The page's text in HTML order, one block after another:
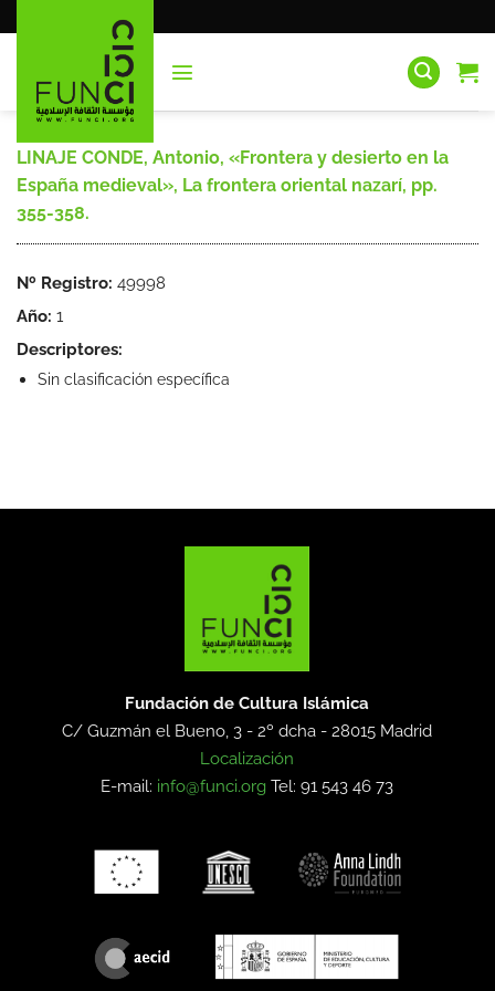
al
LINAJE CONDE, Antonio, «Frontera y desierto en la
España medieval», La frontera oriental nazarí, pp.
355-358.
Nº Registro: 49998
Año: 1
Descriptores:
Sin clasificación específica
Fundación de Cultura Islámica
C/ Guzmán el Bueno, 3 - 2º dcha -28015 Madrid
Localización
E-mail: info@funci.org Tel: 91 543 46 73